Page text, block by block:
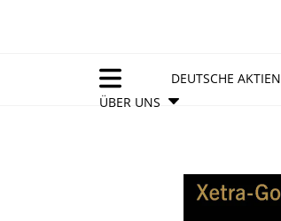
DEUTSCHE AKTIEN
ÜBER UNS